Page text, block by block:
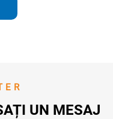
UN MESAJ